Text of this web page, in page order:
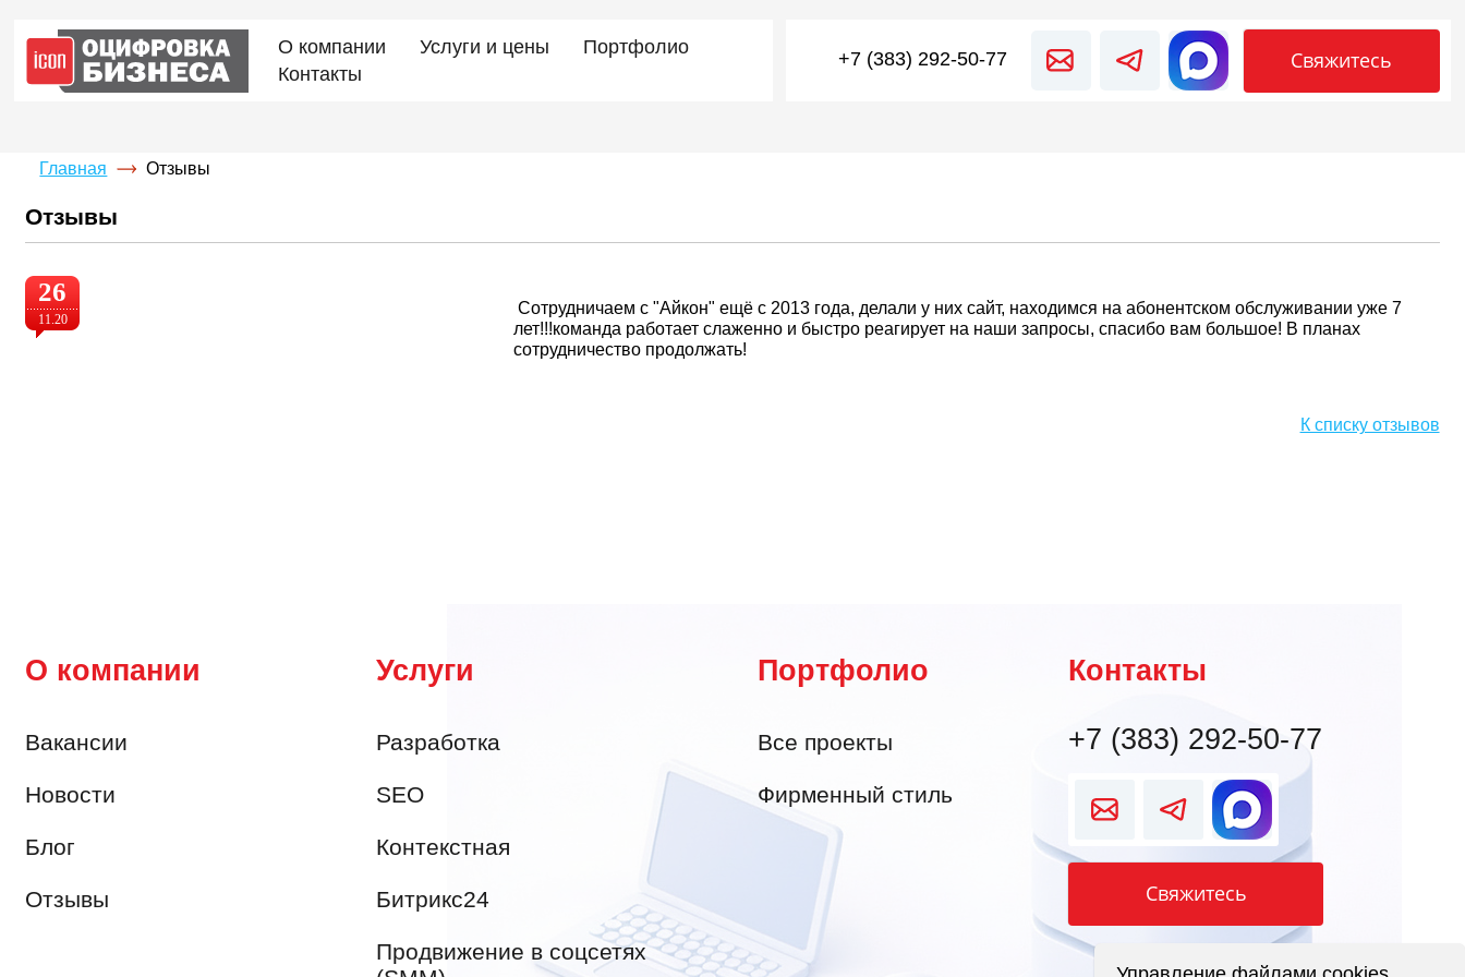
О компании Услуги и цены
Портфолио
Контакты
+7 (383) 292-50-77 Свяжитесь
Главная Отзывы
Отзывы
26
11.20
Cотрудничаем с "Айкон" ещё с 2013 года, делали у них сайт, находимся на абонентском обслуживании уже 7
лет!!!команда работает слаженно и быстро реагирует на наши запросы, спасибо вам большое! В планах
сотрудничество продолжать!
К списку отзывов
О компании
Вакансии
Новости
Блог
Отзывы
Услуги
Разработка
SEO
Контекстная
Битрикс24
Продвижение в соцсетях
Портфолио
Все проекты
Фирменный стиль
Контакты
+7 (383) 292-50-77
Свяжитесь